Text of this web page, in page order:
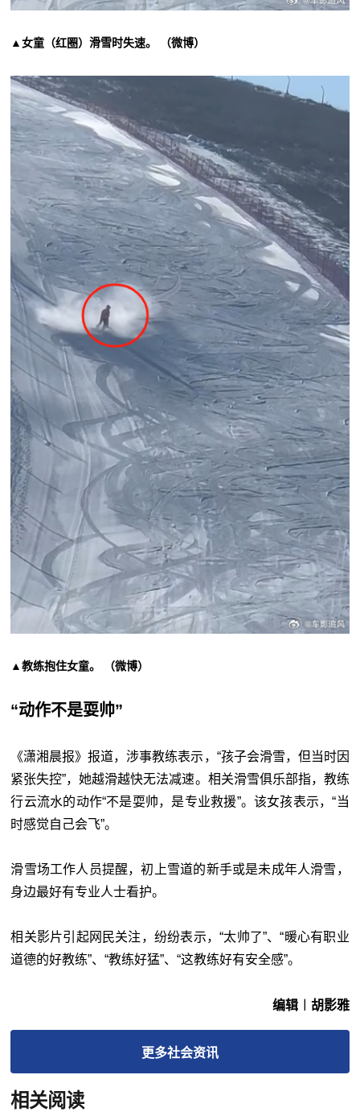
▲女童（红圈）滑雪时失速。 （微博）
▲教练抱住女童。 （微博）
“动作不是耍帅”
《潇湘晨报》报道，涉事教练表示，“孩子会滑雪，但当时因
紧张失控”，她越滑越快无法减速。相关滑雪俱乐部指，教练
行云流水的动作“不是耍帅，是专业救援”。该女孩表示，“当
时感觉自己会飞”。
滑雪场工作人员提醒，初上雪道的新手或是未成年人滑雪，
身边最好有专业人士看护。
相关影片引起网民关注，纷纷表示，“太帅了”、“暖心有职业
道德的好教练”、“教练好猛”、“这教练好有安全感”。
编辑︱胡影雅
更多社会资讯
相关阅读